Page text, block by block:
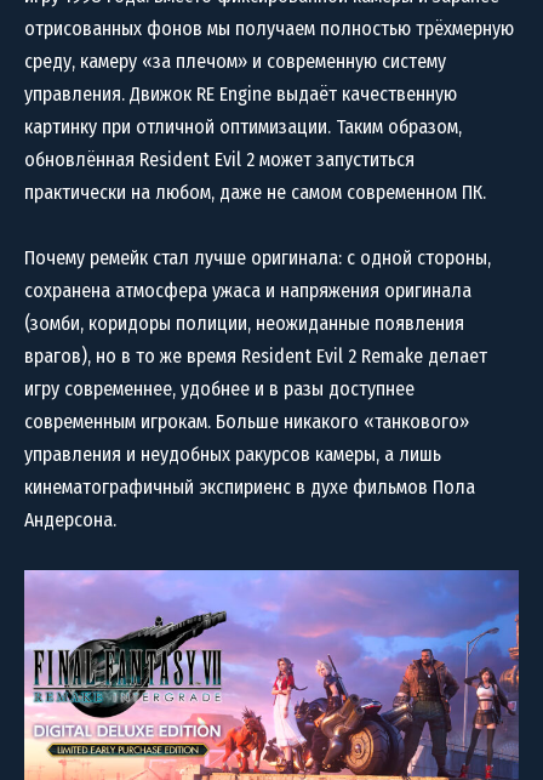
отрисованных фонов мы получаем полностью трёхмерную
среду, камеру «за плечом» и современную систему
управления. Движок RE Engine выдаёт качественную
картинку при отличной оптимизации. Таким образом,
обновлённая Resident Evil 2 может запуститься
практически на любом, даже не самом современном ПК.
Почему ремейк стал лучше оригинала: с одной стороны,
сохранена атмосфера ужаса и напряжения оригинала
(зомби, коридоры полиции, неожиданные появления
врагов), но в то же время Resident Evil 2 Remake делает
игру современнее, удобнее и в разы доступнее
современным игрокам. Больше никакого «танкового»
управления и неудобных ракурсов камеры, а лишь
кинематографичный экспириенс в духе фильмов Пола
Андерсона.